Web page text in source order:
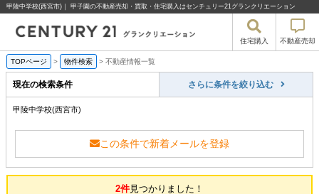
甲陵中学校(西宮市)｜ 甲子園の不動産売却・買取・住宅購入はセンチュリー21グランクリエーション
住宅購入 不動産売却
TOPページ > 物件検索 > 不動産情報一覧
現在の検索条件 さらに条件を絞り込む
甲陵中学校(西宮市)
この条件で新着メールを登録
2件見つかりました！